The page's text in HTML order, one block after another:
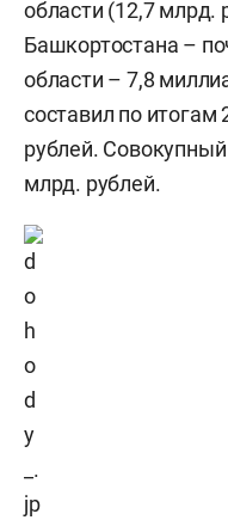
области (12,7
Башкортостана –
области – 7,8
составил по
рублей.
млрд. рублей.